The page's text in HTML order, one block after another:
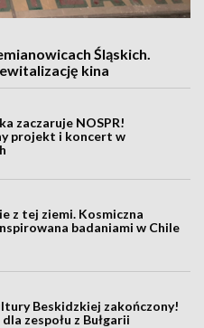
Śląskich.
kina
zaczaruje NOSPR!
projekt i koncert w
z tej ziemi. Kosmiczna
badaniami w Chile
Beskidzkiej zakończony!
zespołu z Bułgarii